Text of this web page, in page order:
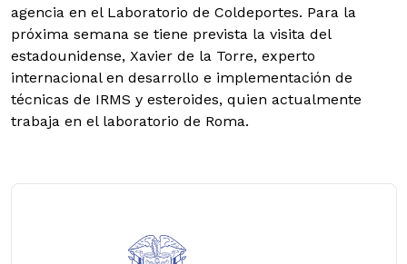
agencia en el Laboratorio de Coldeportes. Para la
próxima semana se tiene prevista la visita del
estadounidense, Xavier de la Torre, experto
internacional en desarrollo e implementación de
técnicas de IRMS y esteroides, quien actualmente
trabaja en el laboratorio de Roma.